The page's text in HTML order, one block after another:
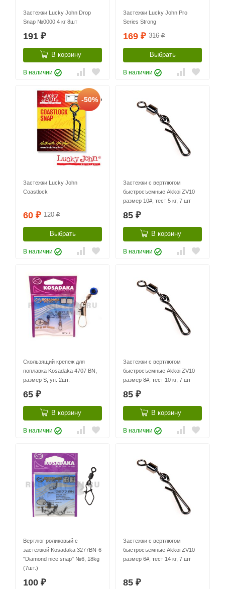
Застежки Lucky John Drop
Snap №0000 4 кг 8шт
191 ₽
В корзину
В наличии
Застежки Lucky John Pro
Series Strong
169 ₽ 316₽
Выбрать
В наличии
-50%
Застежки Lucky John
Coastlock
60 ₽ 120₽
Выбрать
В наличии
Застежки с вертлюгом
быстросъемные Akkoi ZV10
размер 10#, тест 5 кг, 7 шт
85 ₽
В корзину
В наличии
Скользящий крепеж для
поплавка Kosadaka 4707 BN,
размер S, уп. 2шт.
65 ₽
В корзину
В наличии
Застежки с вертлюгом
быстросъемные Akkoi ZV10
размер 8#, тест 10 кг, 7 шт
85 ₽
В корзину
В наличии
Вертлюг роликовый с
застежкой Kosadaka 3277BN-6
"Diamond nice snap" №6, 18kg
(7шт.)
100 ₽
Застежки с вертлюгом
быстросъемные Akkoi ZV10
размер 6#, тест 14 кг, 7 шт
85 ₽